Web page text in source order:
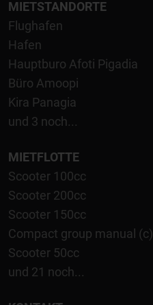
MIETSTANDORTE
Flughafen
Hafen
Hauptburo Afoti Pigadia
Büro Amoopi
Kira Panagia
und 3 noch...
MIETFLOTTE
Scooter 100cc
Scooter 200cc
Scooter 150cc
Compact group manual (c)
Scooter 50cc
und 21 noch...